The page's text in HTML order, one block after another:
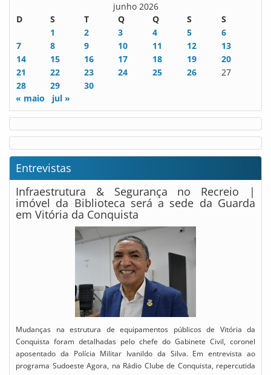
junho 2026
D
S T Q Q S
S
1
2 3 4 5
6
7
8 9 10 11 12
13
14
15 16 17 18 19
20
21
22 23 24 25 26
27
28
29
30
« maio
jul »
Entrevistas
Infraestrutura & Segurança no Recreio |
imóvel da Biblioteca será a sede da Guarda
em Vitória da Conquista
Mudanças na estrutura de equipamentos públicos de Vitória da
Conquista foram detalhadas pelo chefe do Gabinete Civil, coronel
aposentado da Polícia Militar Ivanildo da Silva. Em entrevista ao
programa Sudoeste Agora, na Rádio Clube de Conquista, repercutida